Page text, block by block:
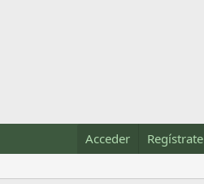
Acceder Regístrate